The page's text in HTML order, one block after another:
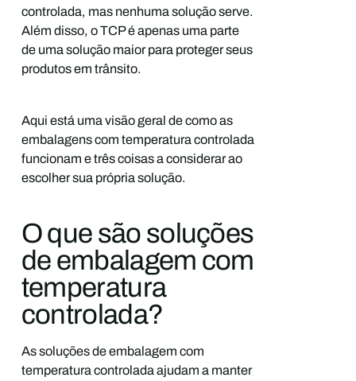
controlada, mas nenhuma solução serve.
Além disso, o TCP é apenas uma parte
de uma solução maior para proteger seus
produtos em trânsito.
Aqui está uma visão geral de como as
embalagens com temperatura controlada
funcionam e três coisas a considerar ao
escolher sua própria solução.
O que são soluções
de embalagem com
temperatura
controlada?
As soluções de embalagem com
temperatura controlada ajudam a manter